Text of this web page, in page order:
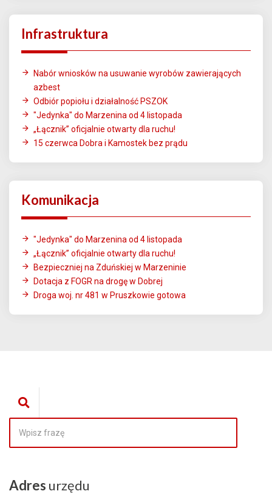
Infrastruktura
Nabór wniosków na usuwanie wyrobów zawierających
azbest
Odbiór popiołu i działalność PSZOK
"Jedynka" do Marzenina od 4 listopada
„Łącznik” oficjalnie otwarty dla ruchu!
15 czerwca Dobra i Kamostek bez prądu
Komunikacja
"Jedynka" do Marzenina od 4 listopada
„Łącznik” oficjalnie otwarty dla ruchu!
Bezpieczniej na Zduńskiej w Marzeninie
Dotacja z FOGR na drogę w Dobrej
Droga woj. nr 481 w Pruszkowie gotowa
Adres urzędu